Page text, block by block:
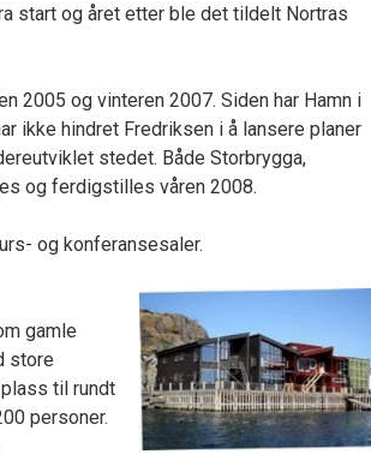
start og året etter ble det tildelt Nortras
2005 og vinteren 2007. Siden har Hamn i
ikke hindret Fredriksen i å lansere planer
stedet. Både Storbrygga,
og ferdigstilles våren 2008.
og konferansesaler.
gamle
store
til rundt
personer.